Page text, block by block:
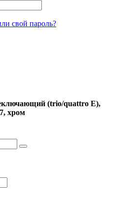
свой пароль?
(trio/quattro E),
хром